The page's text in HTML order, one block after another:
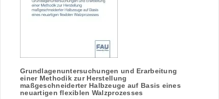
Grundlagenuntersuchungen und Erarbeitung
einer Methodik zur Herstellung
maßgeschneiderter Halbzeuge auf Basis eines
neuartigen flexiblen Walzprozesses